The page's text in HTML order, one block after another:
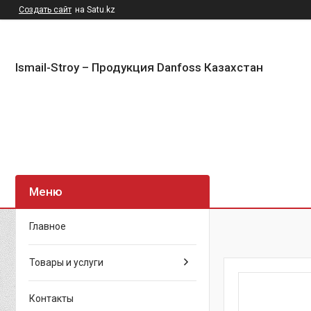
Создать сайт на Satu.kz
Ismail-Stroy – Продукция Danfoss Казахстан
Главное
Товары и услуги
Контакты